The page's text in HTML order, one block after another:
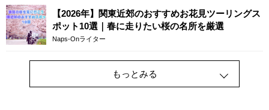
【2026年】関東近郊のおすすめお花見ツーリングス
ポット10選｜春に走りたい桜の名所を厳選
Naps-Onライター
もっとみる